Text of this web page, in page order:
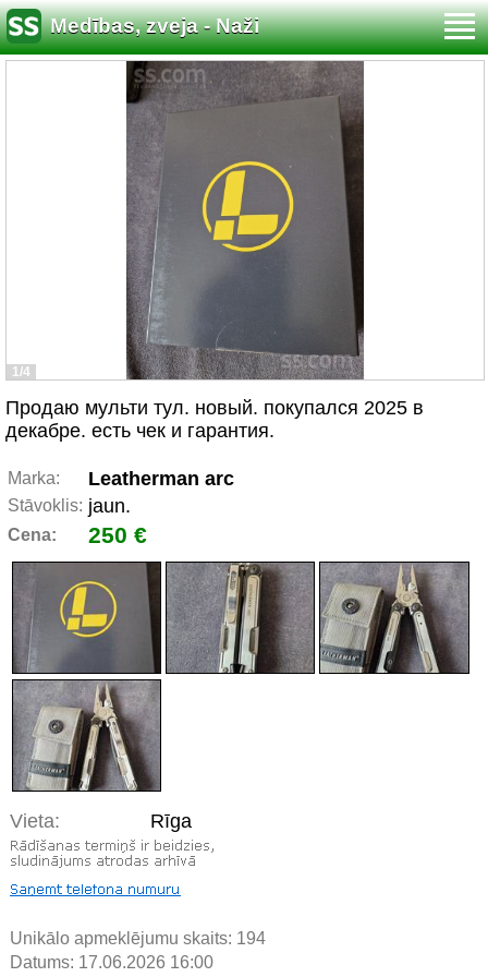
Medības, zveja - Naži
1/4
Продаю мульти тул. новый. покупался 2025 в
декабре. есть чек и гарантия.
Marka: Leatherman arc
Stāvoklis: jaun.
Cena: 250 €
Vieta: Rīga
Unikālo apmeklējumu skaits: 194
Datums: 17.06.2026 16:00